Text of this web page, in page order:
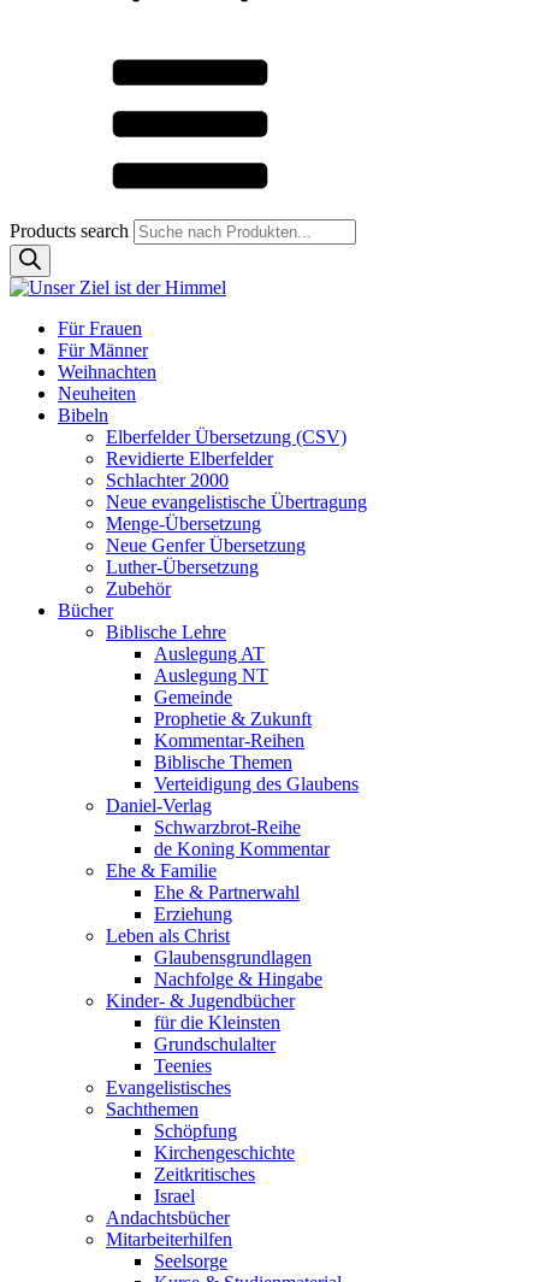
Products search
Für Frauen
Für Männer
Weihnachten
Neuheiten
Bibeln
Elberfelder Übersetzung (CSV)
Revidierte Elberfelder
Schlachter 2000
Neue evangelistische Übertragung
Menge-Übersetzung
Neue Genfer Übersetzung
Luther-Übersetzung
Zubehör
Bücher
Biblische Lehre
Auslegung AT
Auslegung NT
Gemeinde
Prophetie & Zukunft
Kommentar-Reihen
Biblische Themen
Verteidigung des Glaubens
Daniel-Verlag
Schwarzbrot-Reihe
de Koning Kommentar
Ehe & Familie
Ehe & Partnerwahl
Erziehung
Leben als Christ
Glaubensgrundlagen
Nachfolge & Hingabe
Kinder- & Jugendbücher
für die Kleinsten
Grundschulalter
Teenies
Evangelistisches
Sachthemen
Schöpfung
Kirchengeschichte
Zeitkritisches
Israel
Andachtsbücher
Mitarbeiterhilfen
Seelsorge